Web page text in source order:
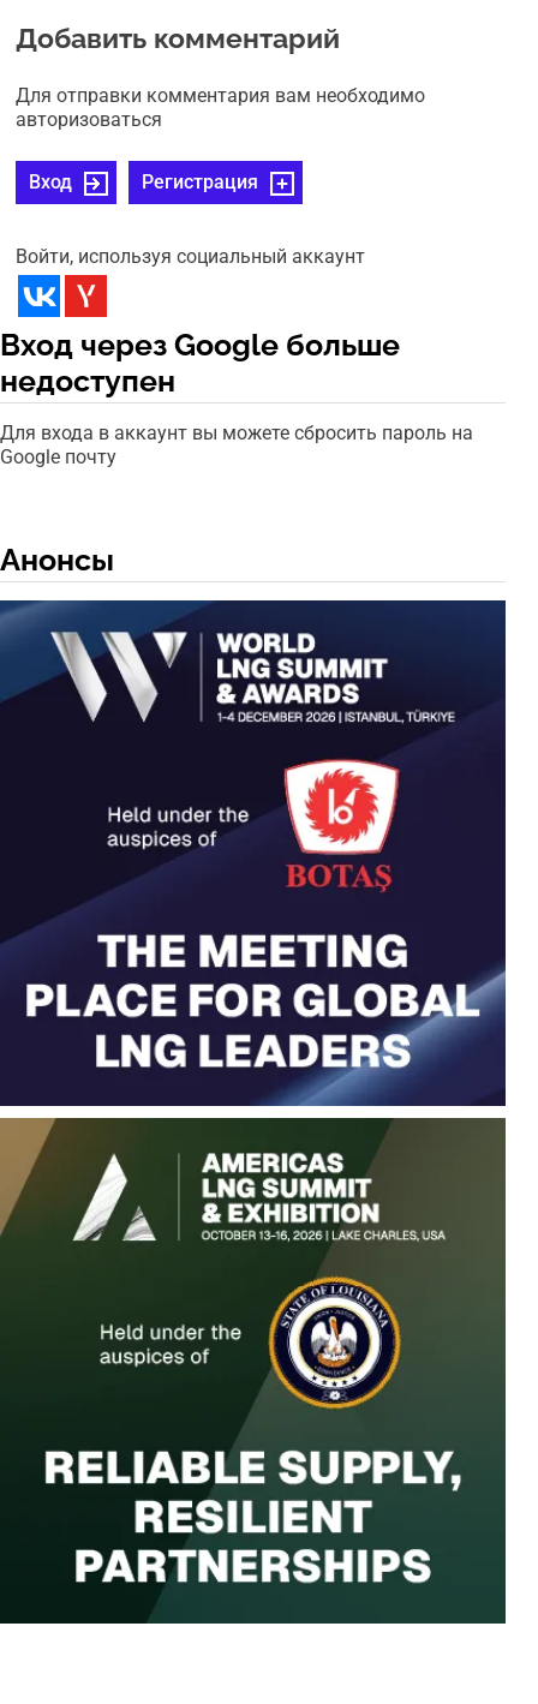
Добавить комментарий
Для отправки комментария вам необходимо
авторизоваться
Вход Регистрация
Войти, используя социальный аккаунт
Вход через Google больше
недоступен
Для входа в аккаунт вы можете сбросить пароль на
Google почту
Анонсы